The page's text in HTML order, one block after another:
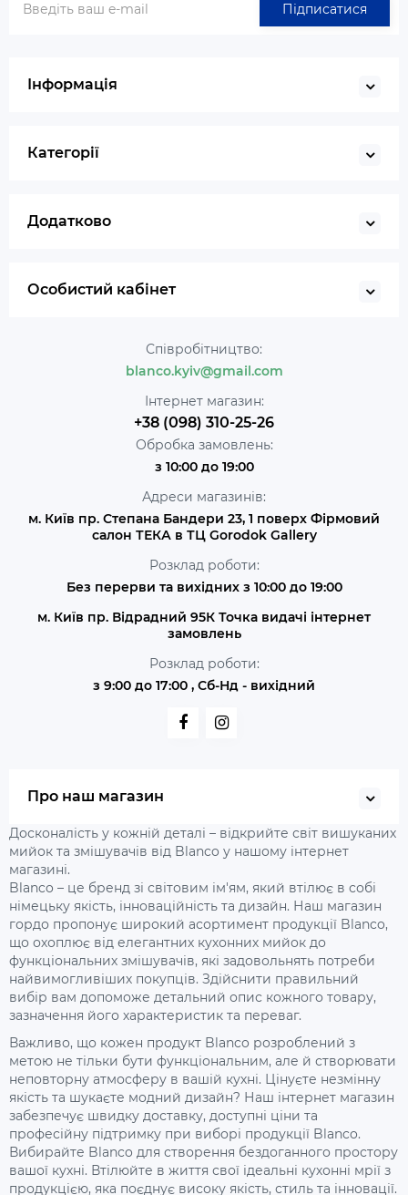
Підписатися
Інформація
Категорії
Додатково
Особистий кабінет
Співробітництво:
blanco.kyiv@gmail.com
Інтернет магазин:
+38 (098) 310-25-26
Обробка замовлень:
з 10:00 до 19:00
Адреси магазинів:
м. Київ пр. Степана Бандери 23, 1 поверх Фірмовий
салон ТЕКА в ТЦ Gorodok Gallery
Розклад роботи:
Без перерви та вихідних з 10:00 до 19:00
м. Київ пр. Відрадний 95К Точка видачі інтернет
замовлень
Розклад роботи:
з 9:00 до 17:00 , Сб-Нд - вихідний
Про наш магазин
Досконалість у кожній деталі – відкрийте світ вишуканих
мийок та змішувачів від Blanco у нашому інтернет
магазині.
Blanco – це бренд зі світовим ім'ям, який втілює в собі
німецьку якість, інноваційність та дизайн. Наш магазин
гордо пропонує широкий асортимент продукції Blanco,
що охоплює від елегантних кухонних мийок до
функціональних змішувачів, які задовольнять потреби
найвимогливіших покупців. Здійснити правильний
вибір вам допоможе детальний опис кожного товару,
зазначення його характеристик та переваг.
Важливо, що кожен продукт Blanco розроблений з
метою не тільки бути функціональним, але й створювати
неповторну атмосферу в вашій кухні. Цінуєте незмінну
якість та шукаєте модний дизайн? Наш інтернет магазин
забезпечує швидку доставку, доступні ціни та
професійну підтримку при виборі продукції Blanco.
Вибирайте Blanco для створення бездоганного простору
вашої кухні. Втілюйте в життя свої ідеальні кухонні мрії з
продукцією, яка поєднує високу якість, стиль та інновації.